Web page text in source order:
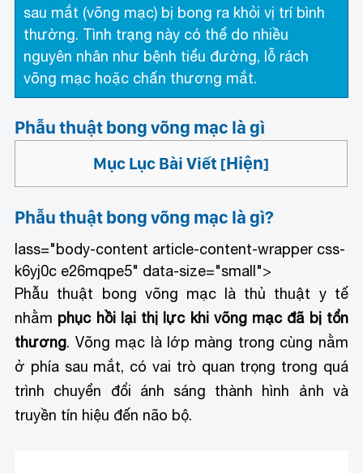
sau mắt (võng mạc) bị bong ra khỏi vị trí bình
thường. Tình trạng này có thể do nhiều
nguyên nhân như bệnh tiểu đường, lỗ rách
võng mạc hoặc chấn thương mắt.
Phẫu thuật bong võng mạc là gì
Mục Lục Bài Viết [Hiện]
Phẫu thuật bong võng mạc là gì?
lass="body-content article-content-wrapper css-
k6yj0c e26mqpe5" data-size="small">
Phẫu thuật bong võng mạc là thủ thuật y tế
nhằm phục hồi lại thị lực khi võng mạc đã bị tổn
thương. Võng mạc là lớp màng trong cùng nằm
ở phía sau mắt, có vai trò quan trọng trong quá
trình chuyển đổi ánh sáng thành hình ảnh và
truyền tín hiệu đến não bộ.